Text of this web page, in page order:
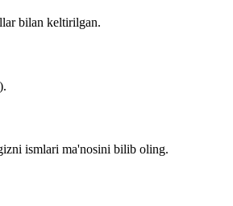
bilan keltirilgan.
ismlari ma'nosini bilib oling.